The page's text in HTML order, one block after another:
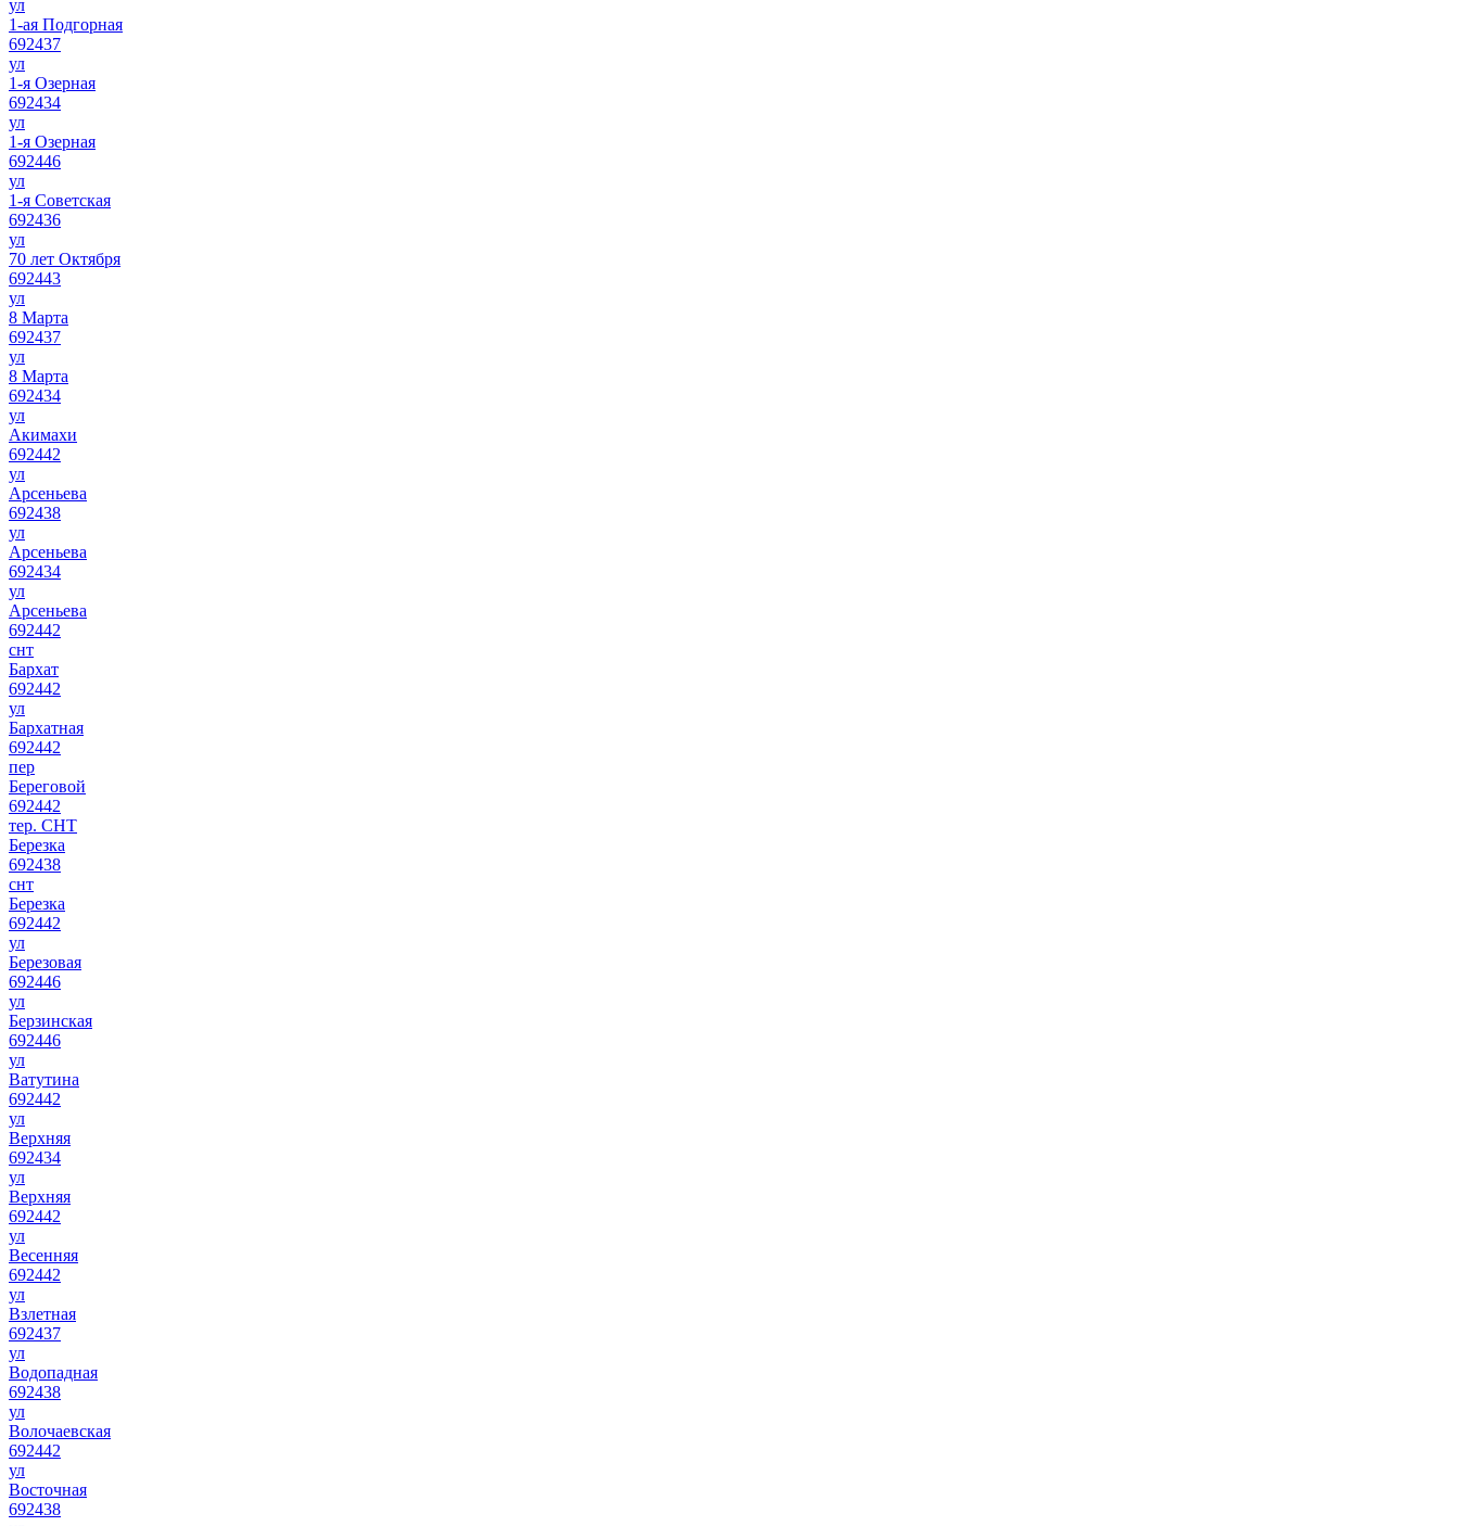
ул
1-ая Подгорная
692437
ул
1-я Озерная
692434
ул
1-я Озерная
692446
ул
1-я Советская
692436
ул
70 лет Октября
692443
ул
8 Марта
692437
ул
8 Марта
692434
ул
Акимахи
692442
ул
Арсеньева
692438
ул
Арсеньева
692434
ул
Арсеньева
692442
снт
Бархат
692442
ул
Бархатная
692442
пер
Береговой
692442
тер. СНТ
Березка
692438
снт
Березка
692442
ул
Березовая
692446
ул
Берзинская
692446
ул
Ватутина
692442
ул
Верхняя
692434
ул
Верхняя
692442
ул
Весенняя
692442
ул
Взлетная
692437
ул
Водопадная
692438
ул
Волочаевская
692442
ул
Восточная
692438